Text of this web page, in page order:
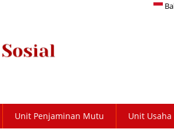
Unit Penjaminan Mutu Unit Usaha